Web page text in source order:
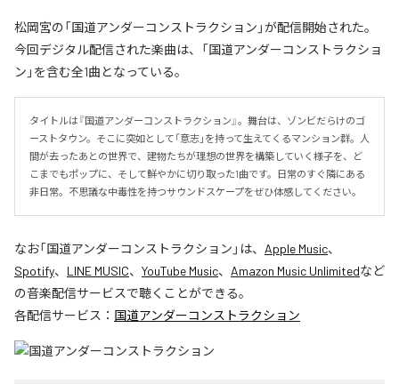
松岡宮の「国道アンダーコンストラクション」が配信開始された。
今回デジタル配信された楽曲は、「国道アンダーコンストラクショ
ン」を含む全1曲となっている。
タイトルは『国道アンダーコンストラクション』。舞台は、ゾンビだらけのゴ
ーストタウン。そこに突如として「意志」を持って生えてくるマンション群。人
間が去ったあとの世界で、建物たちが理想の世界を構築していく様子を、ど
こまでもポップに、そして鮮やかに切り取った1曲です。日常のすぐ隣にある
非日常。不思議な中毒性を持つサウンドスケープをぜひ体感してください。
なお「国道アンダーコンストラクション 」は、 Apple Music、
Spotify、 LINE MUSIC、 YouTube Music、 Amazon Music Unlimitedなど
の音楽配信サービスで聴くことができる。
各配信サービス： 国道アンダーコンストラクション